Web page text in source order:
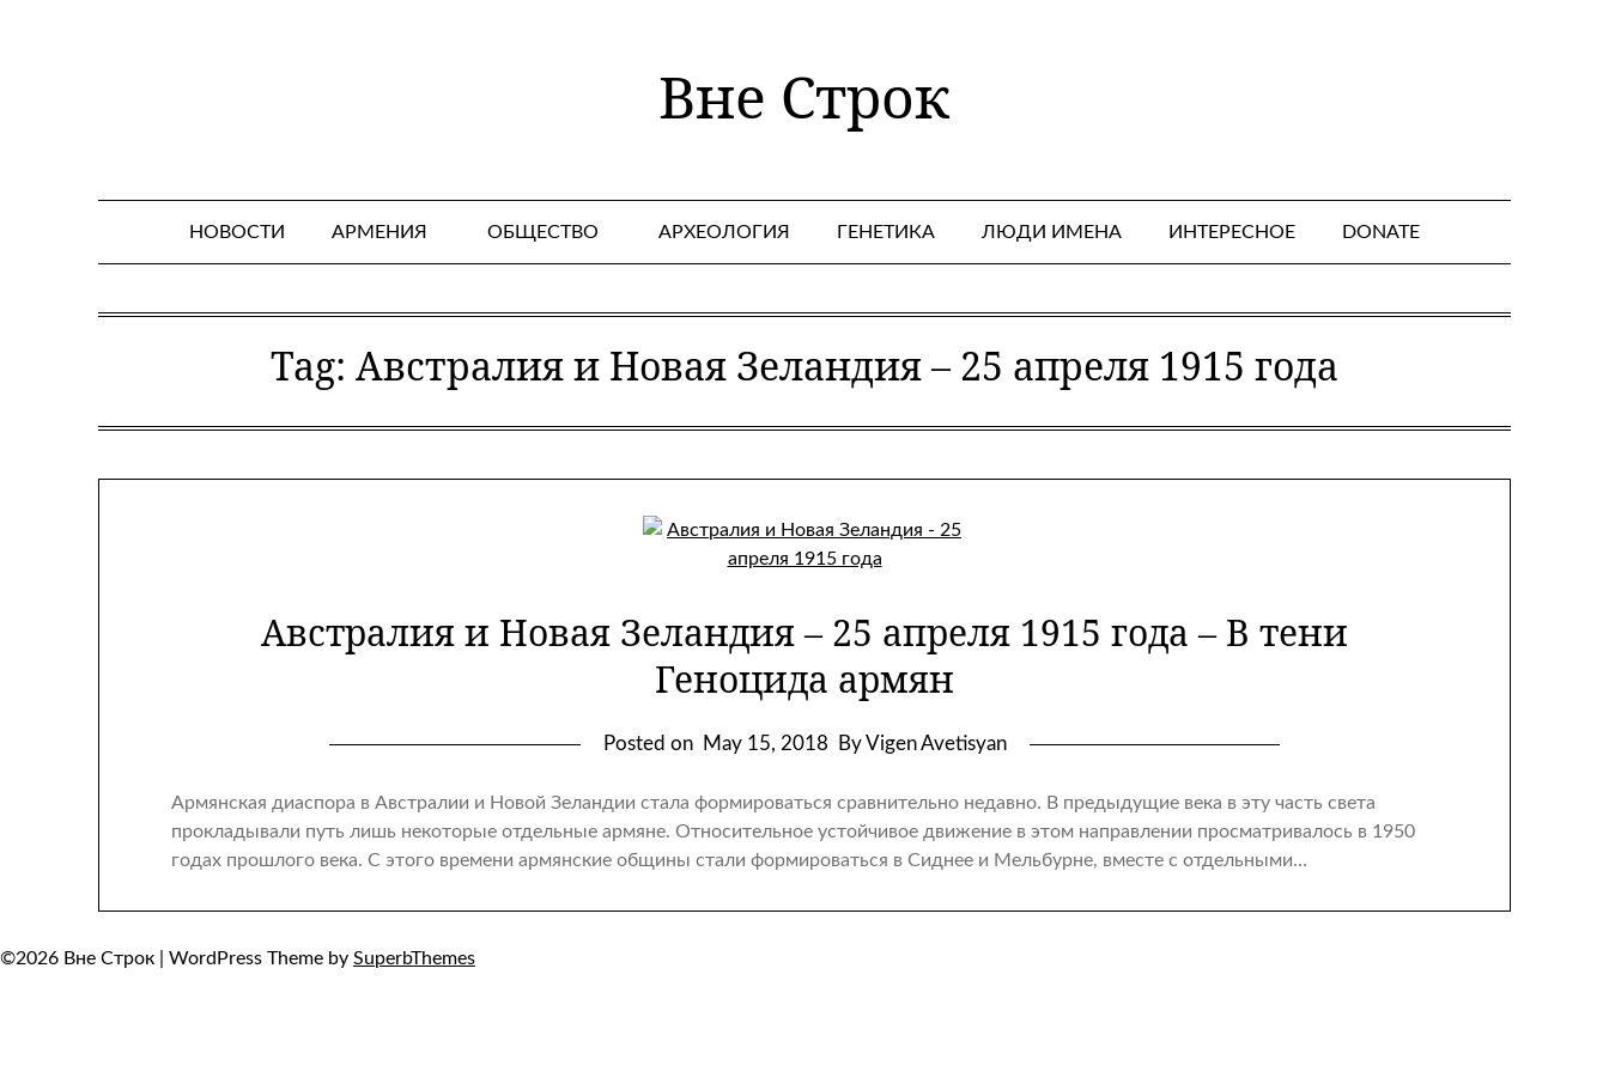
Вне Строк
НОВОСТИ АРМЕНИЯ ОБЩЕСТВО АРХЕОЛОГИЯ ГЕНЕТИКА ЛЮДИ ИМЕНА ИНТЕРЕСНОЕ DONATE
Tag: Австралия и Новая Зеландия – 25 апреля 1915 года
Австралия и Новая Зеландия – 25 апреля 1915 года – В тени
Геноцида армян
Posted on May 15, 2018 By Vigen Avetisyan
Армянская диаспора в Австралии и Новой Зеландии стала формироваться сравнительно недавно. В предыдущие века в эту часть света
прокладывали путь лишь некоторые отдельные армяне. Относительное устойчивое движение в этом направлении просматривалось в 1950
годах прошлого века. С этого времени армянские общины стали формироваться в Сиднее и Мельбурне, вместе с отдельными…
©2026 Вне Строк | WordPress Theme by SuperbThemes